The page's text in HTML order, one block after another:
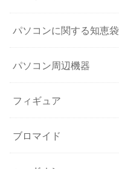
パソコンに関する知恵袋
パソコン周辺機器
フィギュア
ブロマイド